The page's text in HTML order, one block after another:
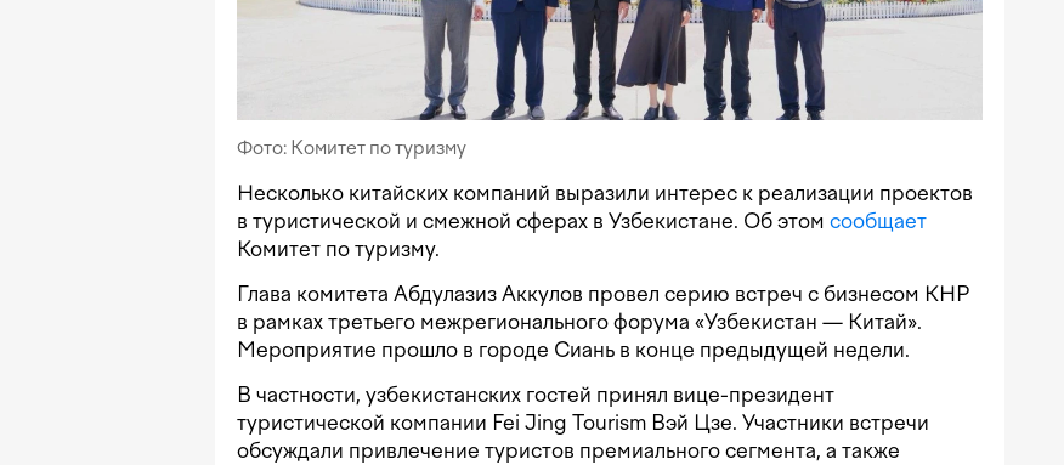
Фото: Комитет по туризму
Несколько китайских компаний выразили интерес к реализации проектов
в туристической и смежной сферах в Узбекистане. Об этом сообщает
Комитет по туризму.
Глава комитета Абдулазиз Аккулов провел серию встреч с бизнесом КНР
в рамках третьего межрегионального форума «Узбекистан — Китай».
Мероприятие прошло в городе Сиань в конце предыдущей недели.
В частности, узбекистанских гостей принял вице-президент
туристической компании Fei Jing Tourism Вэй Цзе. Участники встречи
обсуждали привлечение туристов премиального сегмента, а также